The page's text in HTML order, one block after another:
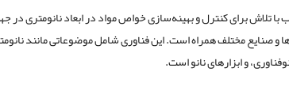
با تلاش برای کنترل و بهینه‌سازی خواص مواد در ابعاد نانومتری در
و صنایع مختلف همراه است. این فناوری شامل موضوعاتی مانند
و ابزارهای نانو است.